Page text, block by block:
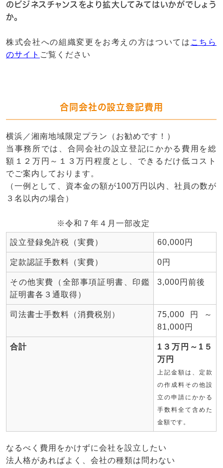
のビジネスチャンスをより拡大してみてはいかがでしょう
か。
株式会社への組織変更をお考えの方はついては こちら
のサイト ご覧ください
合同会社の設立登記費用
横浜／湘南地域限定プラン（お勧めです！）
当事務所では、合同会社の設立登記にかかる費用を総
額１２万円～１３万円程度とし、できるだけ低コスト
でご案内しております。
（一例として、資本金の額が100万円以内、社員の数が
３名以内の場合）
※令和７年４月一部改定
設立登録免許税（実費） 60,000円
定款認証手数料（実費） 0円
その他実費（全部事項証明書、印鑑
証明書各３通取得）
3,000円前後
司法書士手数料（消費税別）
75,000円～
81,000円
合計
1３万円～1５
万円
上記金額は、定款
の作成料その他設
立の申請にかかる
手数料全て含めた
金額です。
なるべく費用をかけずに会社を設立したい
法人格があればよく、会社の種類は問わない